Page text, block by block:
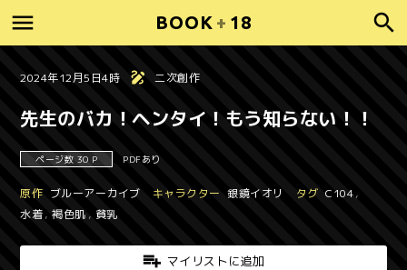
BOOK + 18
2024年12月5日4時 二次創作
先生のバカ！ヘンタイ！もう知らない！！
ページ数 30 P PDFあり
原作 ブルーアーカイブ キャラクター 銀鏡イオリ タグ C104,
水着,褐色肌 , 貧乳
マイリストに追加